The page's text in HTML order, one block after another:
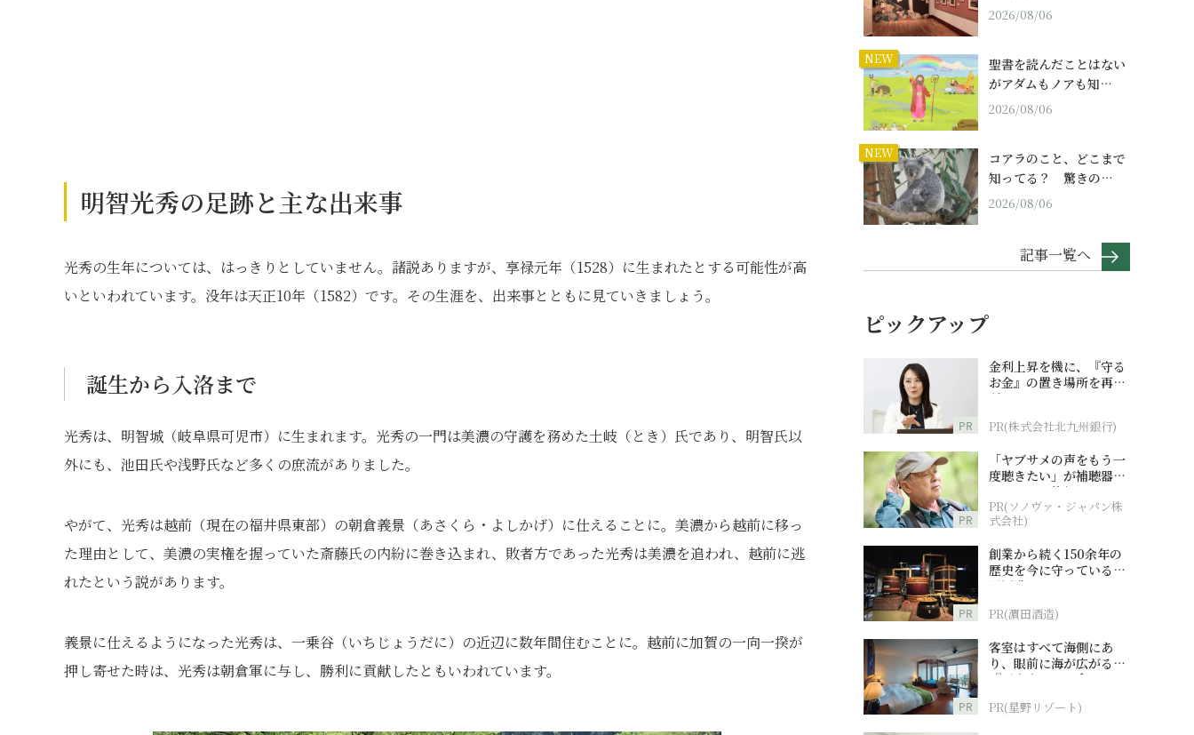
明智光秀の足跡と主な出来事
光秀の生年については、はっきりとしていません。諸説ありますが、享禄元年（1528）に生まれたとする可能性が高
いといわれています。没年は天正10年（1582）です。その生涯を、出来事とともに見ていきましょう。
誕生から入洛まで
光秀は、明智城（岐阜県可児市）に生まれます。光秀の一門は美濃の守護を務めた土岐（とき）氏であり、明智氏以
外にも、池田氏や浅野氏など多くの庶流がありました。
やがて、光秀は越前（現在の福井県東部）の朝倉義景（あさくら・よしかげ）に仕えることに。美濃から越前に移っ
た理由として、美濃の実権を握っていた斎藤氏の内紛に巻き込まれ、敗者方であった光秀は美濃を追われ、越前に逃
れたという説があります。
義景に仕えるようになった光秀は、一乗谷（いちじょうだに）の近辺に数年間住むことに。越前に加賀の一向一揆が
押し寄せた時は、光秀は朝倉軍に与し、勝利に貢献したともいわれています。
2026/08/06
NEW
聖書を読んだことはない
がアダムもノアも知…
2026/08/06
NEW
コアラのこと、どこまで
知ってる？ 驚きの…
2026/08/06
記事一覧へ
ピックアップ
PR
金利上昇を機に、『守る
お金』の置き場所を再検
討
PR(株式会社北九州銀行)
PR
「ヤブサメの声をもう一
度聴きたい」が補聴器チ
ャレンジの後押しに
PR(ソノヴァ・ジャパン株
式会社)
PR
創業から続く150余年の
歴史を今に守っている濵
田酒造
PR(濵田酒造)
PR
客室はすべて海側にあ
り、眼前に海が広がる
『西表島ホテル by 星野
PR(星野リゾート)